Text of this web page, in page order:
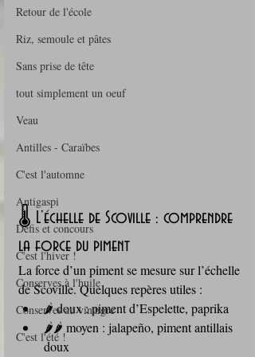
Retour de l'école
Riz, semoule et pâtes
Sans prise de tête
tout simplement un oeuf
Veau
Antilles - Caraïbes
C'est l'automne
Antigaspi
Défis et concours
C'est l'hiver !
Conserves à l'huile
Conserves au vinaigre
C'est l'été !
🌡️ L’échelle de Scoville : comprendre
la force du piment
La force d’un piment se mesure sur l’échelle
de Scoville. Quelques repères utiles :
🌶️ doux : piment d’Espelette, paprika
🌶️🌶️ moyen : jalapeño, piment antillais
doux